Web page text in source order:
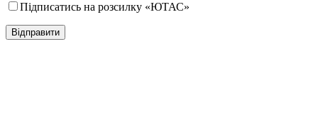
Підписатись на розсилку «ЮТАС»
Відправити